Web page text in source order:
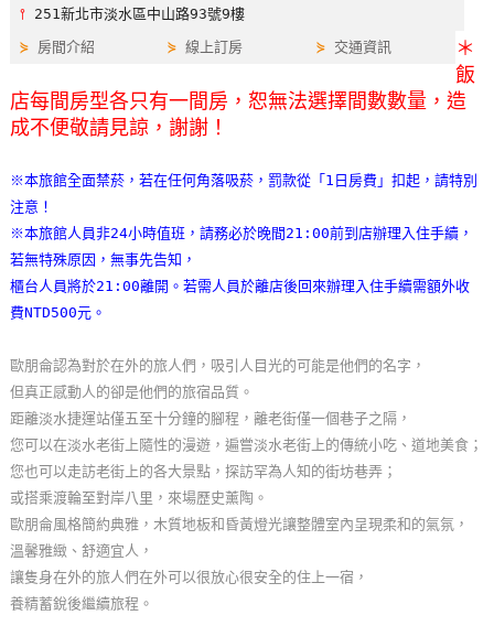
紅
帶
玩
玩
樂
地
顧
客
務
顧
客
滿
意
⫯ 251新北市淡水區中山路93號9樓
⋟ 房間介紹 ⋟線上訂房 ⋟ 交通資訊
＊
飯
店每間房型各只有一間房，恕無法選擇間數數量，造
成不便敬請見諒，謝謝！
※本旅館全面禁菸，若在任何角落吸菸，罰款從「1日房費」扣起，請特別
注意！
※本旅館人員非24小時值班，請務必於晚間21:00前到店辦理入住手續，
若無特殊原因，無事先告知，
櫃台人員將於21:00離開。若需人員於離店後回來辦理入住手續需額外收
費NTD500元。
歐朋侖認為對於在外的旅人們，吸引人目光的可能是他們的名字，
但真正感動人的卻是他們的旅宿品質。
距離淡水捷運站僅五至十分鐘的腳程，離老街僅一個巷子之隔，
您可以在淡水老街上隨性的漫遊，遍嘗淡水老街上的傳統小吃、道地美食；
您也可以走訪老街上的各大景點，探訪罕為人知的街坊巷弄；
或搭乘渡輪至對岸八里，來場歷史薰陶。
歐朋侖風格簡約典雅，木質地板和昏黃燈光讓整體室內呈現柔和的氣氛，
溫馨雅緻、舒適宜人，
讓隻身在外的旅人們在外可以很放心很安全的住上一宿，
養精蓄銳後繼續旅程。